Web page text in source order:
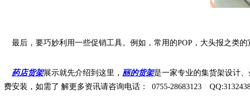
最后，要巧妙利用一些促销工具。例如，常用的POP，大头报之类
药店货架展示就先介绍到这里， 丽的货架是一家专业的集货架设计
费安装，如需了 解更多资讯请咨询电话： 0755-28683123